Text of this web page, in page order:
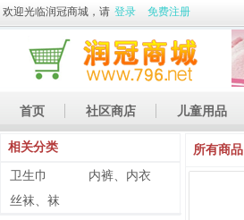
欢迎光临润冠商城，请 登录 免费注册
首页 社区商店 儿童用品
休闲娱乐 土特产
相关分类
卫生巾
内裤、内衣
丝袜、袜
所有商品